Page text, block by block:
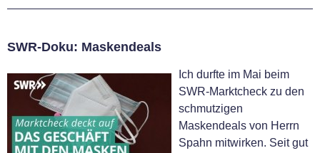
SWR-Doku: Maskendeals
Ich durfte im Mai beim
SWR-Marktcheck zu den
schmutzigen
Maskendeals von Herrn
Spahn mitwirken. Seit gut